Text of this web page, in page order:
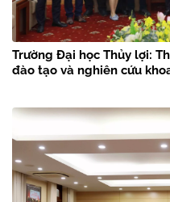
Trường Đại học Thủy lợi:
đào tạo và nghiên cứu